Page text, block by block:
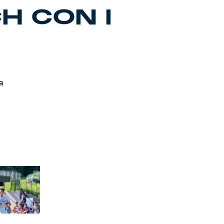
CON I